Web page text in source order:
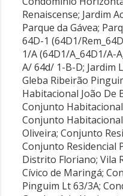
Renaiscense; Jardim
Parque da Gávea;
64D-1 (64D1/
1/A (64D1/A_64D1/A-
A/ 64d/ 1-B-D; Jardim
Gleba Ribeirão
Habitacional João De
Conjunto
Conjunto
Oliveira; Conjunto
Conjunto Residencial
Distrito Floriano; Vila
Cívico de Maringá;
Pinguim Lt 63/3A;